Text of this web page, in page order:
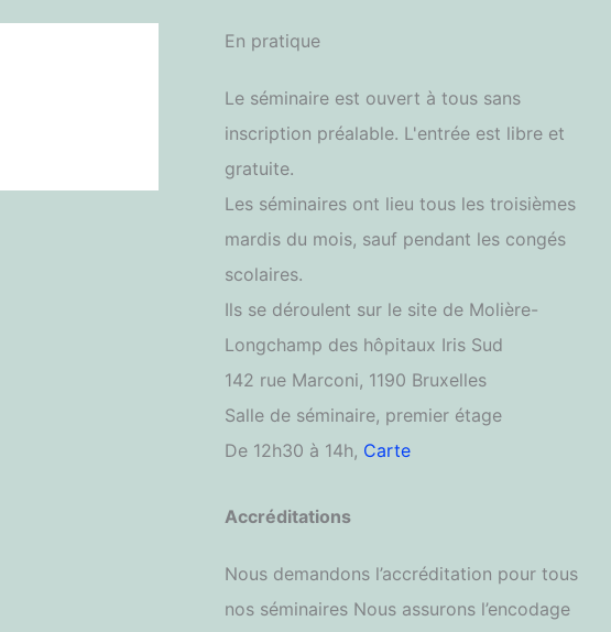
En pratique
Le séminaire est ouvert à tous sans
inscription préalable. L'entrée est libre et
gratuite.
Les séminaires ont lieu tous les troisièmes
mardis du mois, sauf pendant les congés
scolaires.
Ils se déroulent sur le site de Molière-
Longchamp des hôpitaux Iris Sud
142 rue Marconi, 1190 Bruxelles
Salle de séminaire, premier étage
De 12h30 à 14h, Carte
Accréditations
Nous demandons l’accréditation pour tous
nos séminaires Nous assurons l’encodage